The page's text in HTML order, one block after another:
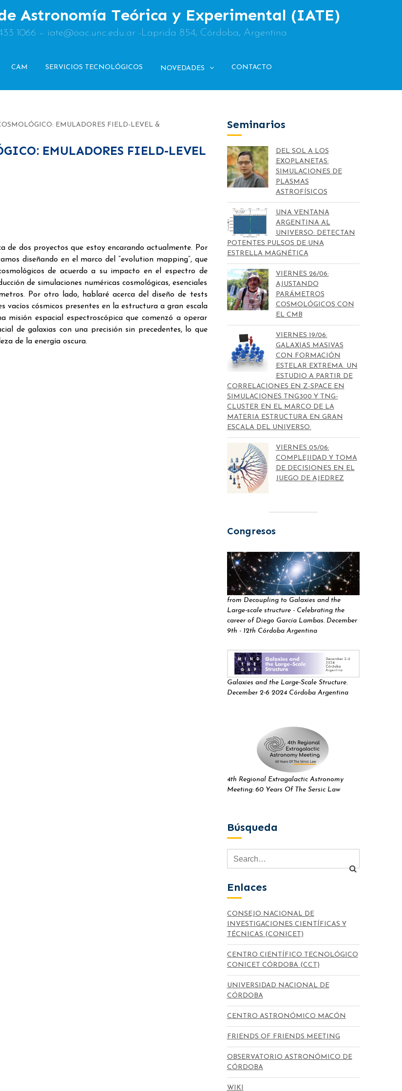
Astronomía Teórica y Experimental (IATE)
433 1066 – iate@oac.unc.edu.ar -Laprida 854, Córdoba, Argentina
CAM SERVICIOS TECNOLÓGICOS NOVEDADES CONTACTO
EMULADORES FIELD-LEVEL &
EMULADORES FIELD-LEVEL
de dos proyectos que estoy encarando actualmente. Por
diseñando en el marco del “evolution mapping”, que
de acuerdo a su impacto en el espectro de
de simulaciones numéricas cosmológicas, esenciales
Por otro lado, hablaré acerca del diseño de tests
vacíos cósmicos presentes en la estructura a gran escala
misión espacial espectroscópica que comenzó a operar
de galaxias con una precisión sin precedentes, lo que
de la energía oscura.
Seminarios
DEL SOL A LOS
EXOPLANETAS:
SIMULACIONES DE
PLASMAS
ASTROFÍSICOS
UNA VENTANA
ARGENTINA AL
UNIVERSO: DETECTAN
POTENTES PULSOS DE UNA
ESTRELLA MAGNÉTICA
VIERNES 26/06:
AJUSTANDO
PARÁMETROS
COSMOLÓGICOS CON
EL CMB
VIERNES 19/06:
GALAXIAS MASIVAS
CON FORMACIÓN
ESTELAR EXTREMA. UN
ESTUDIO A PARTIR DE
CORRELACIONES EN Z-SPACE EN
SIMULACIONES TNG300 Y TNG-
CLUSTER EN EL MARCO DE LA
MATERIA ESTRUCTURA EN GRAN
ESCALA DEL UNIVERSO.
VIERNES 05/06:
COMPLEJIDAD Y TOMA
DE DECISIONES EN EL
JUEGO DE AJEDREZ
Congresos
from Decoupling to Galaxies and the
Large-scale structure - Celebrating the
career of Diego García Lambas. December
9th - 12th Córdoba Argentina
Galaxies and the Large-Scale Structure.
December 2-6 2024 Córdoba Argentina
4th Regional Extragalactic Astronomy
Meeting: 60 Years Of The Sersic Law
Búsqueda
Enlaces
CONSEJO NACIONAL DE
INVESTIGACIONES CIENTÍFICAS Y
TÉCNICAS (CONICET)
CENTRO CIENTÍFICO TECNOLÓGICO
CONICET CÓRDOBA (CCT)
UNIVERSIDAD NACIONAL DE
CÓRDOBA
CENTRO ASTRONÓMICO MACÓN
FRIENDS OF FRIENDS MEETING
OBSERVATORIO ASTRONÓMICO DE
CÓRDOBA
WIKI